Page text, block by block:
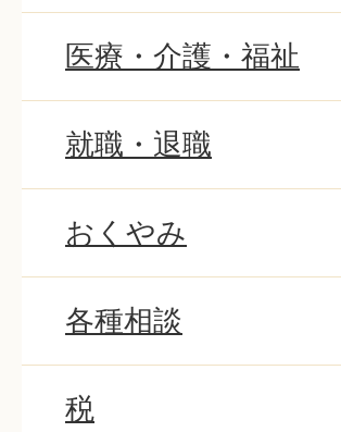
医療・介護・福祉
就職・退職
おくやみ
各種相談
税